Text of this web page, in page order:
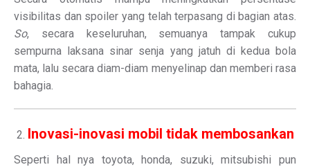
visibilitas dan spoiler yang telah terpasang di bagian atas.
So, secara keseluruhan, semuanya tampak cukup
sempurna laksana sinar senja yang jatuh di kedua bola
mata, lalu secara diam-diam menyelinap dan memberi rasa
bahagia.
Inovasi-inovasi mobil tidak membosankan
Seperti hal nya toyota, honda, suzuki, mitsubishi pun